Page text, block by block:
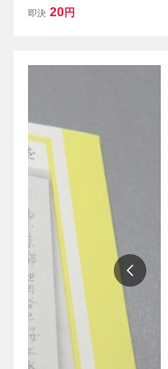
次 未使用10円切手（05
即決 20円